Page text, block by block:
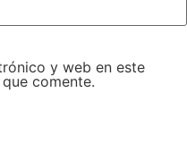
y web en este
comente.